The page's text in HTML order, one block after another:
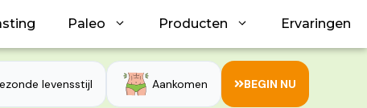
Paleo Producten Ervaringen
levensstijl Aankomen BEGIN NU